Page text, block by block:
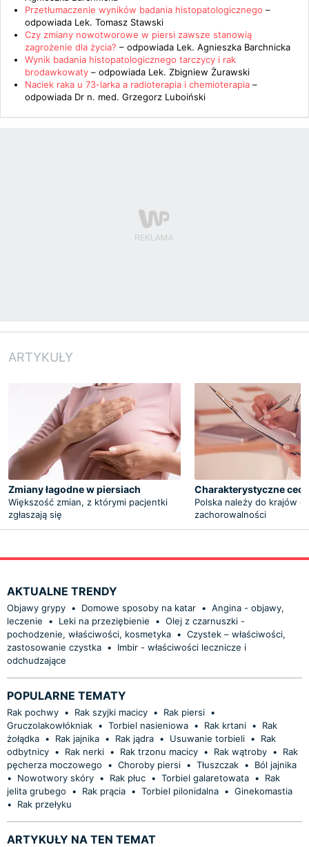
Przetłumaczenie wyników badania histopatologicznego –
odpowiada Lek. Tomasz Stawski
Czy zmiany nowotworowe w piersi zawsze stanowią
zagrożenie dla życia? – odpowiada Lek. Agnieszka Barchnicka
Wynik badania histopatologicznego tarczycy i rak
brodawkowaty – odpowiada Lek. Zbigniew Żurawski
Naciek raka u 73-larka a radioterapia i chemioterapia –
odpowiada Dr n. med. Grzegorz Luboiński
ARTYKUŁY
Zmiany łagodne w piersiach
Większość zmian, z którymi pacjentki
zgłaszają się
Charakterystyczne
Polska należy do krajów o
zachorowalności
AKTUALNE TRENDY
Objawy grypy • Domowe sposoby na katar • Angina - objawy,
leczenie
• Leki na przeziębienie • Olej z czarnuszki -
pochodzenie, właściwości, kosmetyka • Czystek – właściwości,
zastosowanie czystka •
Imbir - właściwości lecznicze i
odchudzające
POPULARNE TEMATY
Rak pochwy • Rak szyjki macicy • Rak piersi •
Gruczolakowłókniak • Torbiel nasieniowa • Rak krtani •
Rak
żołądka • Rak jajnika • Rak jądra • Usuwanie torbieli •
Rak
odbytnicy • Rak nerki • Rak trzonu macicy • Rak wątroby •
Rak
pęcherza moczowego
• Choroby piersi • Tłuszczak •
Ból jajnika
•
Nowotwory skóry • Rak płuc • Torbiel galaretowata •
Rak
jelita grubego
• Rak prącia • Torbiel pilonidalna • Ginekomastia
•
Rak przełyku
ARTYKUŁY NA TEN TEMAT